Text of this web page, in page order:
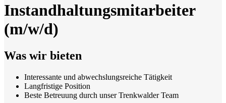
Instandhaltungsmitarbeiter
(m/w/d)
Was wir bieten
Interessante und abwechslungsreiche Tätigkeit
Langfristige Position
Beste Betreuung durch unser Trenkwalder Team